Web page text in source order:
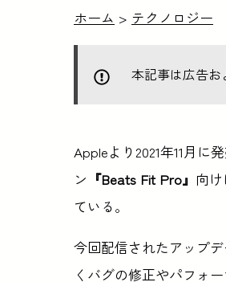
ホーム > テクノロジー
本記事は広告お
Appleより2021年11月に
ン 『Beats Fit Pro』 向
ている。
今回配信されたアップ
くバグの修正やパフォ